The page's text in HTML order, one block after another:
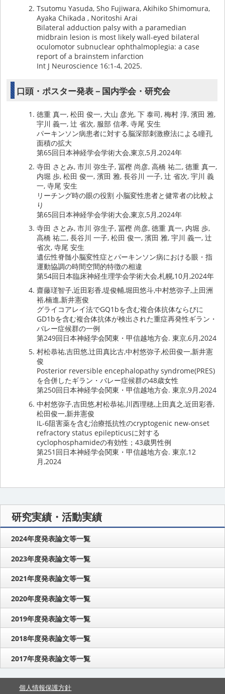
Tsutomu Yasuda, Sho Fujiwara, Akihiko Shimomura,
Ayaka Chikada , Noritoshi Arai
Bilateral adduction palsy with a paramedian
midbrain lesion is most likely wall-eyed bilateral
oculomotor subnuclear ophthalmoplegia: a case
report of a brainstem infarction
Int J Neuroscience 16:1-4, 2025.
口頭・ポスター発表－国内学会・研究会
徳重 真一, 松田 俊一, 大山 彦光, 下 泰司, 梅村 淳, 濱田 雅,
宇川 義一, 辻 省次, 服部 信孝, 寺尾 安生
パーキンソン病患者に対する脳深部刺激療法による瞳孔
面積の拡大
第65回日本神経学会学術大会,東京,5月,2024年
寺田 さとみ, 市川 弥生子, 冨樫 尚彦, 高橋 祐二, 徳重 真一,
内堀 歩, 松田 俊一, 濱田 雅, 長谷川 一子, 辻 省次, 宇川 義
一, 寺尾 安生
リーチング時の眼の役割 小脳変性患者と健常者の比較よ
り
第65回日本神経学会学術大会,東京,5月,2024年
寺田 さとみ, 市川 弥生子, 冨樫 尚彦, 徳重 真一, 内堀 歩,
高橋 祐二, 長谷川 一子, 松田 俊一, 濱田 雅, 宇川 義一, 辻
省次, 寺尾 安生
遺伝性脊髄小脳変性症とパーキンソン病における眼・指
運動協調の時間空間的特徴の相違
第54回日本臨床神経生理学会学術大会,札幌,10月,2024年
齋藤瑳智子,近田彩香,堤俊輔,堀田悠斗,中村悠弥子,上田洲
裕,楠進,新井憲俊
グライコアレイ法でGQ1bを含む複合体抗体ならびに
GD1bを含む複合体抗体が検出された重症再発性ギラン・
バレー症候群の一例
第249回日本神経学会関東・甲信越地方会. 東京,6月,2024
村松恭祐,吉田悠,辻田真比古,中村悠弥子,松田俊一,新井憲
俊
Posterior reversible encephalopathy syndrome(PRES)
を合併したギラン・バレー症候群の48歳女性
第250回日本神経学会関東・甲信越地方会. 東京,9月,2024
中村悠弥子,吉田悠,村松恭祐,川西理穂,上田真之,近田彩香,
松田俊一,新井憲俊
IL-6阻害薬を含む治療抵抗性のcryptogenic new-onset
refractory status epilepticusに対する
cyclophosphamideの有効性；43歳男性例
第251回日本神経学会関東・甲信越地方会. 東京,12
月,2024
研究実績・活動実績
2024年度発表論文等一覧
2023年度発表論文等一覧
2021年度発表論文等一覧
2020年度発表論文等一覧
2019年度発表論文等一覧
2018年度発表論文等一覧
2017年度発表論文等一覧
個人情報保護方針